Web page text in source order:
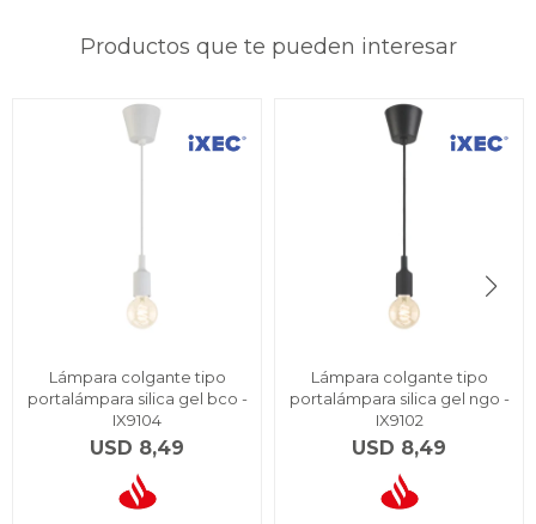
Productos que te pueden interesar
Lámpara colgante tipo
portalámpara silica gel bco -
IX9104
USD 8,49
Lámpara colgante tipo
portalámpara silica gel ngo -
IX9102
USD 8,49